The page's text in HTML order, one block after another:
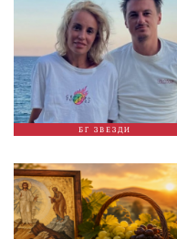
БГ ЗВЕЗДИ